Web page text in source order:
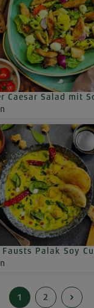
Caesar Salad mit
Fausts Palak Soy
Seite
1
Seite
2